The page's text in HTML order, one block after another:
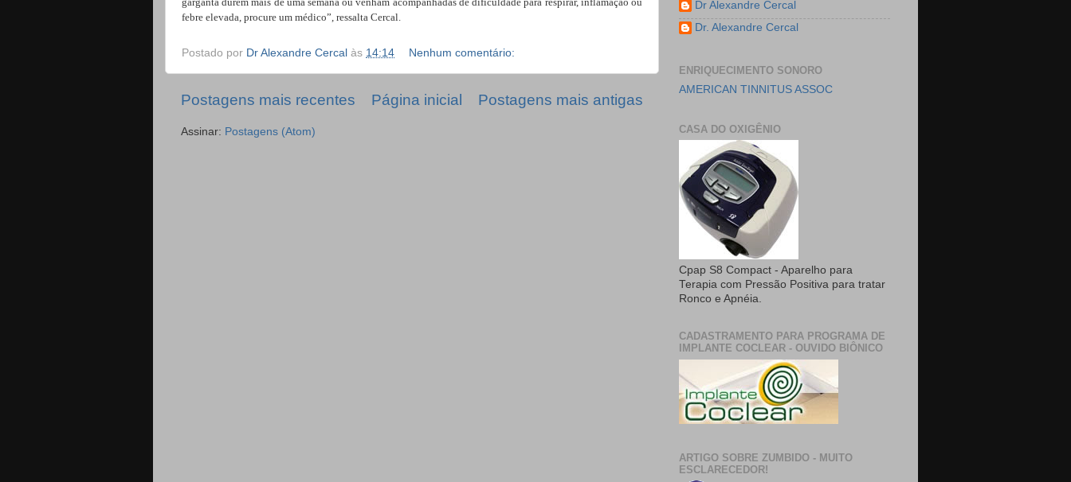
febre elevada, procure um médico”, ressalta Cercal.
Postado por Dr Alexandre Cercal às 14:14 Nenhum comentário:
Postagens mais recentes Postagens mais antigas
Página inicial
Assinar: Postagens (Atom)
Dr Alexandre Cercal
Dr. Alexandre Cercal
ENRIQUECIMENTO SONORO
AMERICAN TINNITUS ASSOC
CASA DO OXIGÊNIO
Cpap S8 Compact - Aparelho para
Terapia com Pressão Positiva para tratar
Ronco e Apnéia.
CADASTRAMENTO PARA PROGRAMA DE
IMPLANTE COCLEAR - OUVIDO BIÔNICO
ARTIGO SOBRE ZUMBIDO - MUITO
ESCLARECEDOR!